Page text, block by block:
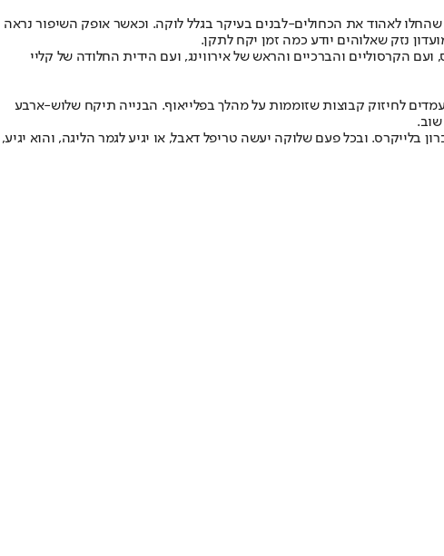
לאהוד את הכחולים-לבנים בעיקר בגלל לוקה. וכאשר אופק השיפור נראה
נזק שאלוהים יודע כמה זמן יקח לתקן.
הקרסוליים והברכיים והראש של אירווינג, ועם הידית החלודה של קליי
לחיזוק קבוצות שזוממות על מהלך בפלייאוף. הבנייה תיקח שלוש-ארבע
בלייקרס. ובכל פעם שלוקה יעשה טריפל דאבל, או יגיע לגמר הליגה, והוא יגיע,